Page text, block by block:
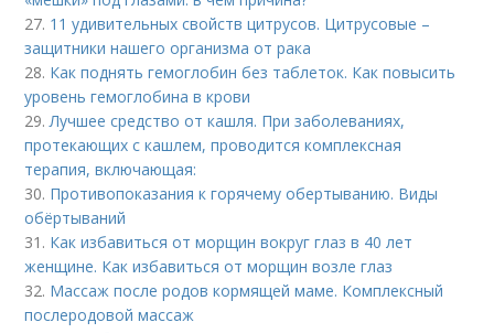
27. 11 удивительных свойств цитрусов. Цитрусовые –
защитники нашего организма от рака
28. Как поднять гемоглобин без таблеток. Как повысить
уровень гемоглобина в крови
29.Лучшее средство от кашля. При заболеваниях,
протекающих с кашлем, проводится комплексная
терапия, включающая:
30. Противопоказания к горячему обертыванию. Виды
обёртываний
31. Как избавиться от морщин вокруг глаз в 40 лет
женщине. Как избавиться от морщин возле глаз
32. Массаж после родов кормящей маме. Комплексный
послеродовой массаж